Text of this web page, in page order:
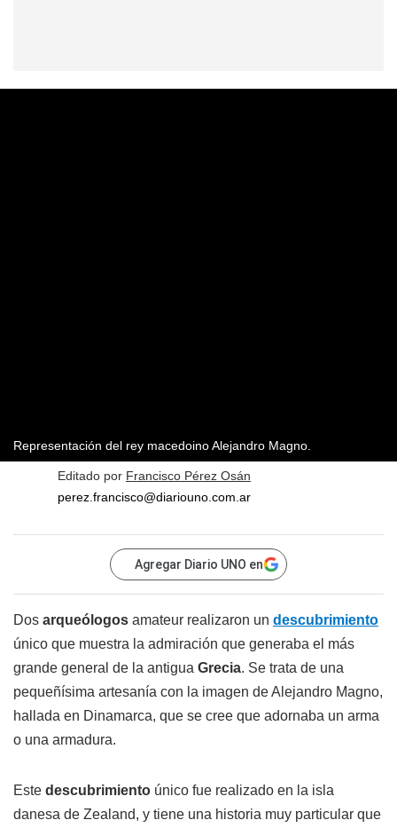
Representación del rey macedoino Alejandro Magno.
Editado por Francisco Pérez Osán
perez.francisco@diariouno.com.ar
Agregar Diario UNO en
Dos arqueólogos amateur realizaron un descubrimiento
único que muestra la admiración que generaba el más
grande general de la antigua Grecia. Se trata de una
pequeñísima artesanía con la imagen de Alejandro Magno,
hallada en Dinamarca, que se cree que adornaba un arma
o una armadura.
Este descubrimiento único fue realizado en la isla
danesa de Zealand, y tiene una historia muy particular que